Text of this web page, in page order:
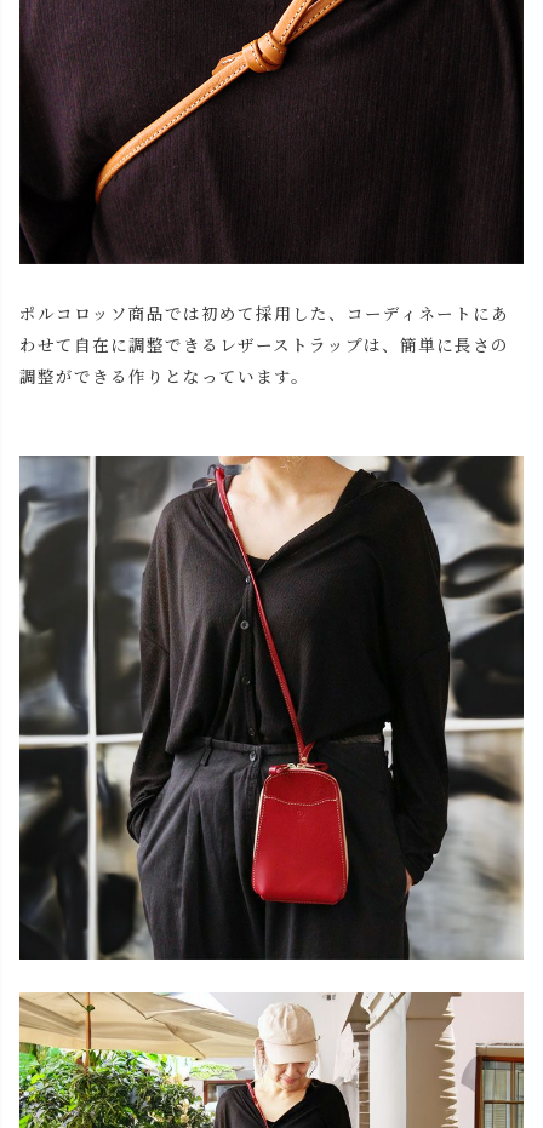
ポルコロッソ商品では初めて採用した、コーディネートにあ
わせて自在に調整できるレザーストラップは、簡単に長さの
調整ができる作りとなっています。